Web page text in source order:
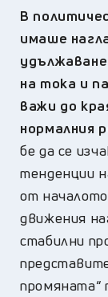
В
имаше
на тока и
важи до
нормалния
бе да се
тенденции
от
движения
стабилни
промяната“